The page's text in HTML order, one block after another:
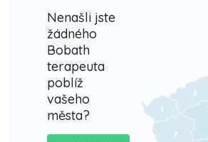
Nenašli jste
žádného
Bobath
terapeuta
poblíž
vašeho
města?